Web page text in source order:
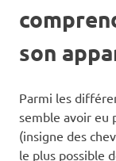
son
Parmi les
semble avoir eu
(insigne des
le plus possible